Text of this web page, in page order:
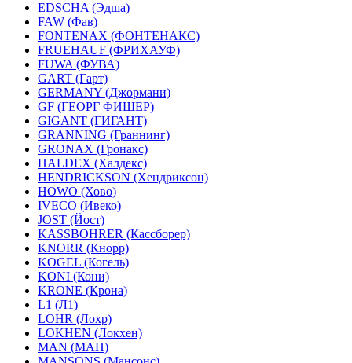
EDSCHA (Эдша)
FAW (Фав)
FONTENAX (ФОНТЕНАКС)
FRUEHAUF (ФРИХАУФ)
FUWA (ФУВА)
GART (Гарт)
GERMANY (Джормани)
GF (ГЕОРГ ФИШЕР)
GIGANT (ГИГАНТ)
GRANNING (Граннинг)
GRONAX (Гронакс)
HALDEX (Халдекс)
HENDRICKSON (Хендриксон)
HOWO (Хово)
IVECO (Ивеко)
JOST (Йост)
KASSBOHRER (Касcборер)
KNORR (Кнорр)
KOGEL (Когель)
KONI (Кони)
KRONE (Крона)
L1 (Л1)
LOHR (Лохр)
LOKHEN (Локхен)
MAN (МАН)